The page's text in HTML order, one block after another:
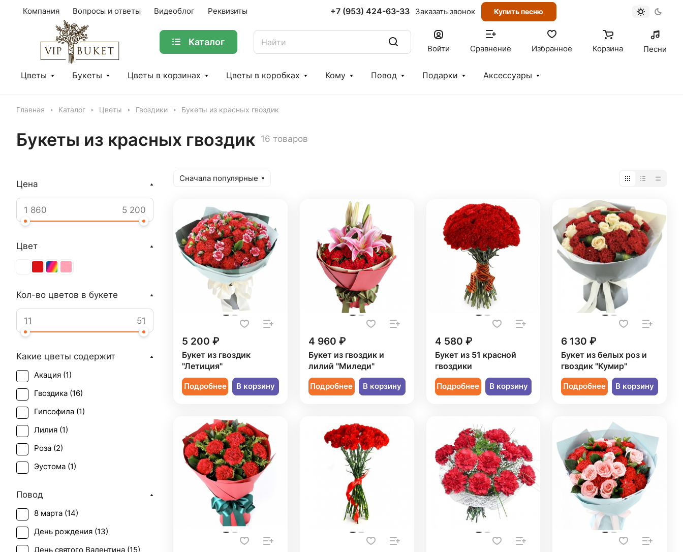
Компания Вопросы и ответы Видеоблог Реквизиты +7 (953) 424-63-33 Заказать звонок Купить песню
Каталог
Войти Сравнение Избранное Корзина Песни
Цветы Букеты Цветы в корзинах Цветы в коробках Кому Повод Подарки Аксессуары
Главная Каталог Цветы Гвоздики Букеты из красных гвоздик
Букеты из красных гвоздик 16 товаров
Сначала популярные
5 200 ₽
Букет из гвоздик
"Летиция"
Подробнее В корзину
4 960 ₽
Букет из гвоздик и
лилий "Миледи"
Подробнее В корзину
4 580 ₽
Букет из 51 красной
гвоздики
Подробнее В корзину
6 130 ₽
Букет из белых роз и
гвоздик "Кумир"
Подробнее В корзину
Цена
Цвет
Кол-во цветов в букете
Какие цветы содержит
Акация (1)
Гвоздика (16)
Гипсофила (1)
Лилия (1)
Роза (2)
Эустома (1)
Повод
8 марта (14)
День рождения (13)
День святого Валентина (15)